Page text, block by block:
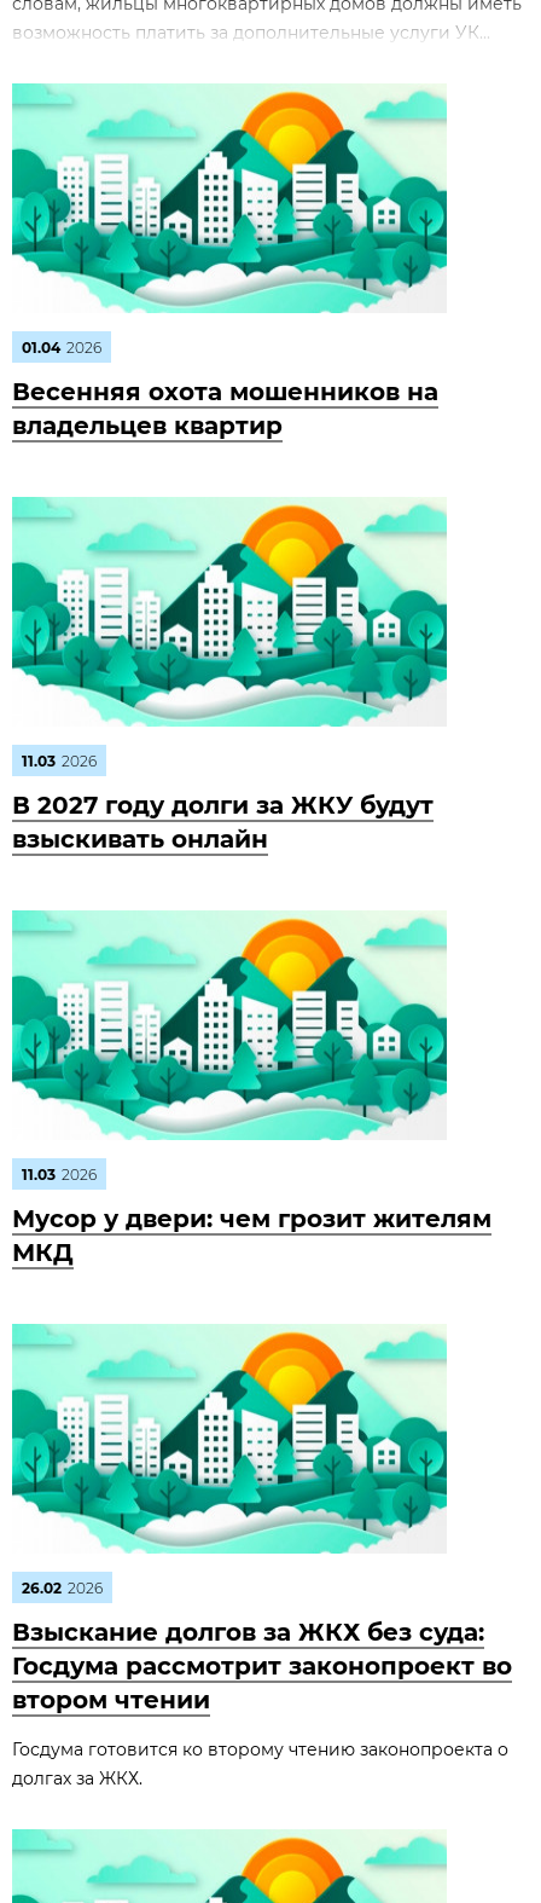
возможность платить за дополнительные услуги УК...
01.04 2026
Весенняя охота мошенников на
владельцев квартир
11.03 2026
В 2027 году долги за ЖКУ будут
взыскивать онлайн
11.03 2026
Мусор у двери: чем грозит жителям
МКД
26.02 2026
Взыскание долгов за ЖКХ без суда:
Госдума рассмотрит законопроект во
втором чтении
Госдума готовится ко второму чтению законопроекта о
долгах за ЖКХ.